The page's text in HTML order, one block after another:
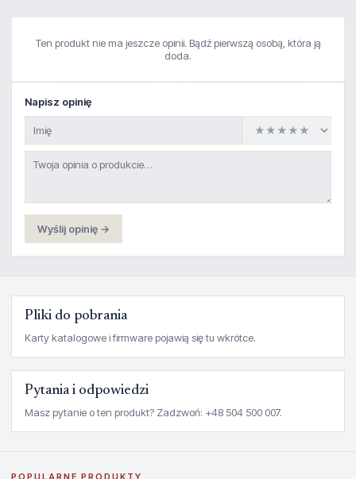
Ten produkt nie ma jeszcze opinii. Bądź pierwszą osobą, która ją
doda.
Napisz opinię
Wyślij opinię →
Pliki do pobrania
Karty katalogowe i firmware pojawią się tu wkrótce.
Pytania i odpowiedzi
Masz pytanie o ten produkt? Zadzwoń: +48 504 500 007.
POPULARNE PRODUKTY